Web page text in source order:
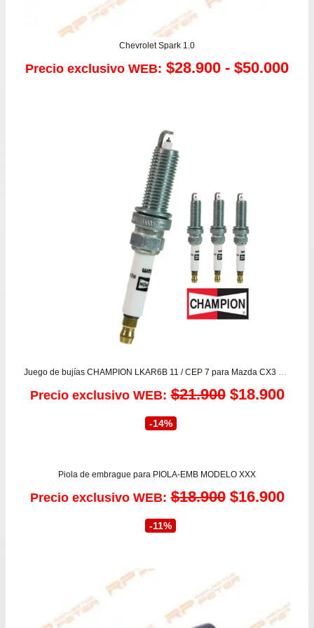
Chevrolet Spark 1.0
Precio exclusivo WEB: $28.900 - $50.000
Juego de bujías CHAMPION LKAR6B 11 / CEP 7 para Mazda CX3 2.0 – CX5 2.0 – Mazda 2 1.5 – Mazda 3 2.0 desde 2012 a 2019
Precio exclusivo WEB: $21.900 El
era:
$21.900.
$18.900El
-14%
Piola de embrague para PIOLA-EMB MODELO XXX
Precio exclusivo WEB: $18.900 El
era:
$18.900.
$16.900El
-11%